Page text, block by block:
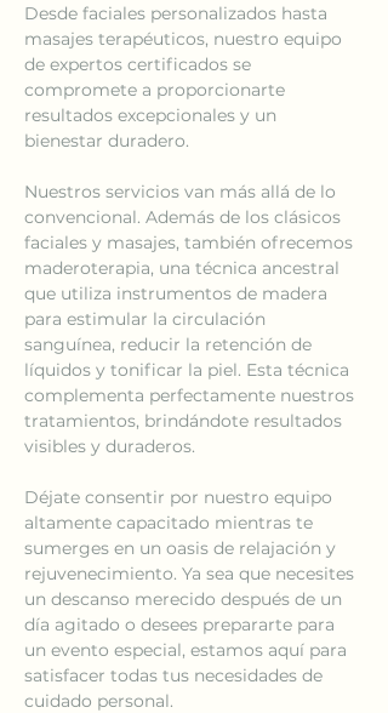
Desde faciales personalizados hasta
masajes terapéuticos, nuestro equipo
de expertos certificados se
compromete a proporcionarte
resultados excepcionales y un
bienestar duradero.
Nuestros servicios van más allá de lo
convencional. Además de los clásicos
faciales y masajes, también ofrecemos
maderoterapia, una técnica ancestral
que utiliza instrumentos de madera
para estimular la circulación
sanguínea, reducir la retención de
líquidos y tonificar la piel. Esta técnica
complementa perfectamente nuestros
tratamientos, brindándote resultados
visibles y duraderos.
Déjate consentir por nuestro equipo
altamente capacitado mientras te
sumerges en un oasis de relajación y
rejuvenecimiento. Ya sea que necesites
un descanso merecido después de un
día agitado o desees prepararte para
un evento especial, estamos aquí para
satisfacer todas tus necesidades de
cuidado personal.